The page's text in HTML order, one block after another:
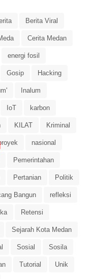
Berita Viral
Cerita Medan
energi fosil
Gosip Hacking
Inalum
IoT karbon
KILAT Kriminal
nasional
Pemerintahan
Pertanian Politik
Bangun refleksi
Retensi
Sejarah Kota Medan
Sosial Sosila
Tutorial Unik